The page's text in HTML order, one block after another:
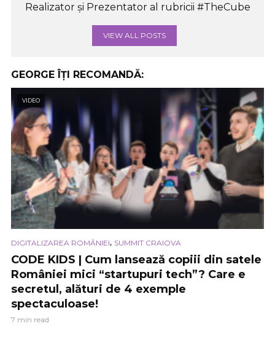
Realizator și Prezentator al rubricii #TheCube
VIEW ALL POSTS
GEORGE ÎȚI RECOMANDĂ:
VIDEO
DIGITALIZAREA ROMÂNIEI, SUMMIT CRAIOVA
CODE KIDS | Cum lansează copiii din satele
României mici “startupuri tech”? Care e
secretul, alături de 4 exemple
spectaculoase!
7 min read